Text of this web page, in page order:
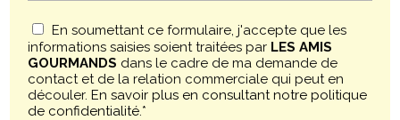
En soumettant ce formulaire, j'accepte que les
informations saisies soient traitées par LES AMIS
GOURMANDS dans le cadre de ma demande de
contact et de la relation commerciale qui peut en
découler.En savoir plus en consultant notre politique
de confidentialité.*